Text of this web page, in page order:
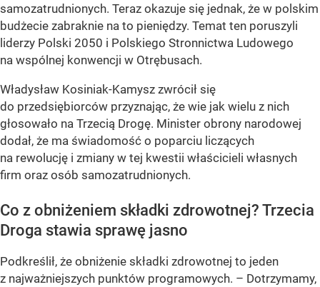
samozatrudnionych. Teraz okazuje się jednak, że w polskim
budżecie zabraknie na to pieniędzy. Temat ten poruszyli
liderzy Polski 2050 i Polskiego Stronnictwa Ludowego
na wspólnej konwencji w Otrębusach.
Władysław Kosiniak-Kamysz zwrócił się
do przedsiębiorców przyznając, że wie jak wielu z nich
głosowało na Trzecią Drogę. Minister obrony narodowej
dodał, że ma świadomość o poparciu liczących
na rewolucję i zmiany w tej kwestii właścicieli własnych
firm oraz osób samozatrudnionych.
Co z obniżeniem składki zdrowotnej? Trzecia
Droga stawia sprawę jasno
Podkreślił, że obniżenie składki zdrowotnej to jeden
z najważniejszych punktów programowych. – Dotrzymamy,